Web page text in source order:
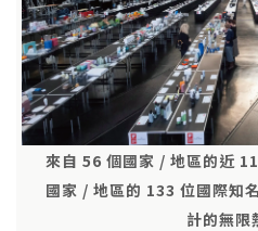
來自 56 個國家 / 地區的近
國家 / 地區的 133 位國際知
計的無限